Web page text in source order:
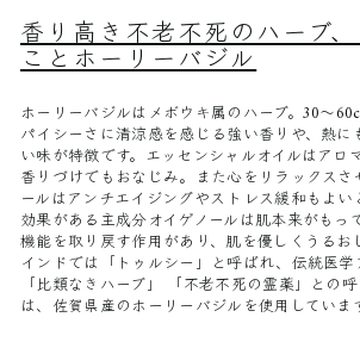
香り高き不老不死のハーブ
ことホーリーバジル
ホーリーバジルはメボウキ属のハーブ。30〜
パイシーさに清涼感を感じる強い香りや、熱に
い味が特徴です。エッセンシャルオイルはアロ
香りづけでもおなじみ。また心をリラックスさ
ールはアンチエイジングやストレス緩和もよ
効果がある主成分オイゲノールは肌本来がもっ
機能を取り戻す作用があり、肌を優しくうるお
インドでは「トゥルシー」と呼ばれ、伝統医
「比類なきハーブ」 「不老不死の霊薬」との
は、佐賀県産のホーリーバジルを使用していま